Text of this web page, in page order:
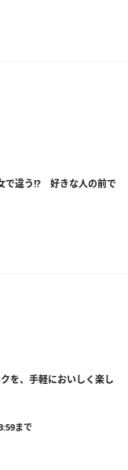
で違う!? 好きな人の前で
を、手軽においしく楽し
まで